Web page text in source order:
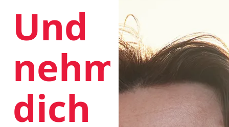
Und
nehmen
dich